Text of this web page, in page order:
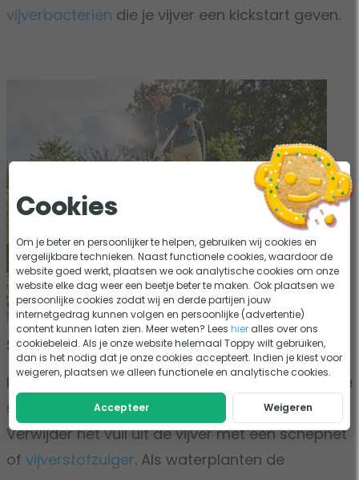
vijverbacteriën die je vijver een kickstart geven.
Stap 2: Maak de vijver schoon
Is de vijver flink vervuild? Dan kun je eerst aan de
slag gaan met een grondige schoonmaak.
Verwijder het vuil uit de vijver met een schepnet
of vijverstofzuiger. Als waterplanten de
Cookies
Om je beter en persoonlijker te helpen, gebruiken wij cookies en
vergelijkbare technieken. Naast functionele cookies, waardoor de
website goed werkt, plaatsen we ook analytische cookies om onze
website elke dag weer een beetje beter te maken. Ook plaatsen we
persoonlijke cookies zodat wij en derde partijen jouw
internetgedrag kunnen volgen en persoonlijke (advertentie)
content kunnen laten zien. Meer weten? Leeshier alles over ons
cookiebeleid. Als je onze website helemaal Toppy wilt gebruiken,
dan is het nodig dat je onze cookies accepteert. Indien je kiest voor
weigeren, plaatsen we alleen functionele en analytische cookies.
Accepteer Weigeren